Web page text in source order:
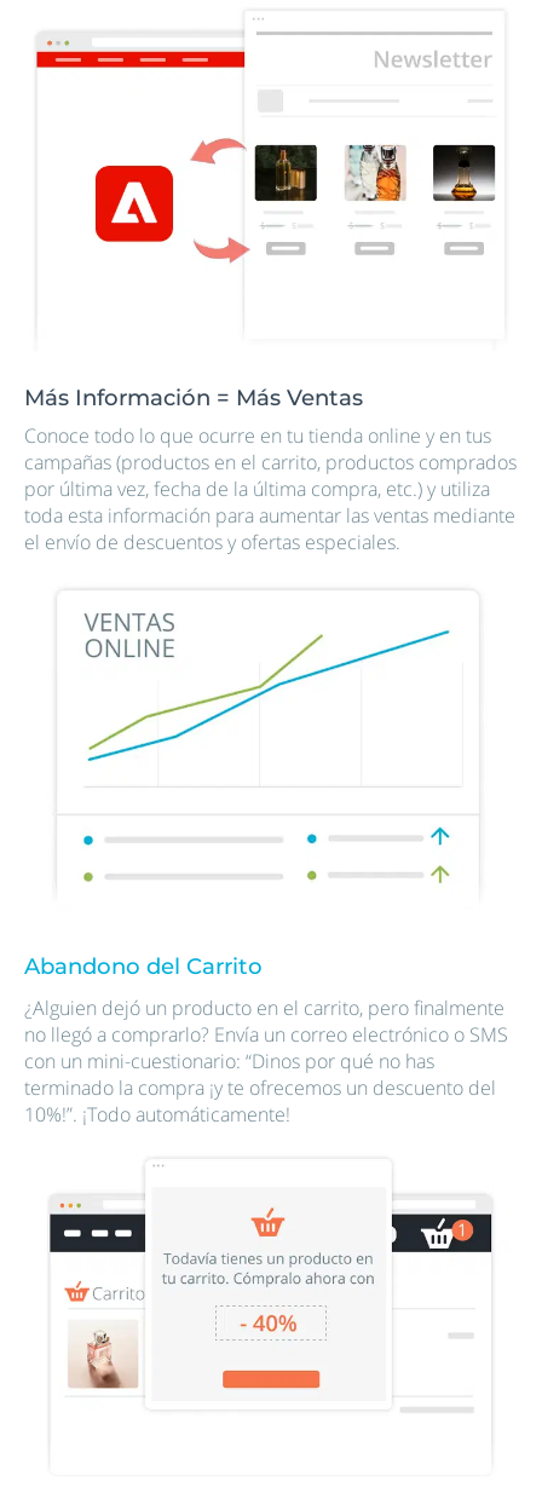
Más Información = Más Ventas
Conoce todo lo que ocurre en tu tienda online y en tus
campañas (productos en el carrito, productos comprados
por última vez, fecha de la última compra, etc.) y utiliza
toda esta información para aumentar las ventas mediante
el envío de descuentos y ofertas especiales.
Abandono del Carrito
¿Alguien dejó un producto en el carrito, pero finalmente
no llegó a comprarlo? Envía un correo electrónico o SMS
con un mini-cuestionario: “Dinos por qué no has
terminado la compra ¡y te ofrecemos un descuento del
10%!”. ¡Todo automáticamente!